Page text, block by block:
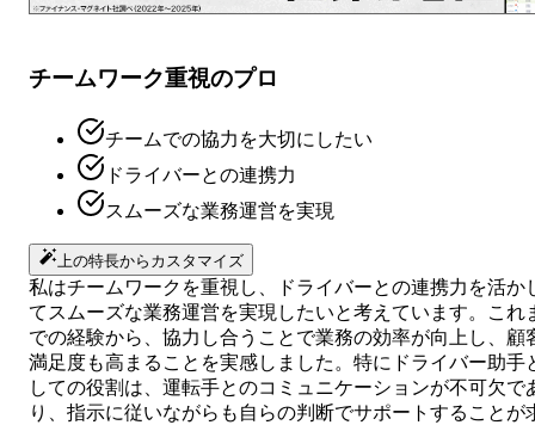
チームワーク重視のプロ
チームでの協力を大切にしたい
ドライバーとの連携力
スムーズな業務運営を実現
上の特長からカスタマイズ
私はチームワークを重視し、ドライバーとの連携力を活か
てスムーズな業務運営を実現したいと考えています。これ
での経験から、協力し合うことで業務の効率が向上し、顧
満足度も高まることを実感しました。特にドライバー助手
しての役割は、運転手とのコミュニケーションが不可欠で
り、指示に従いながらも自らの判断でサポートすることが